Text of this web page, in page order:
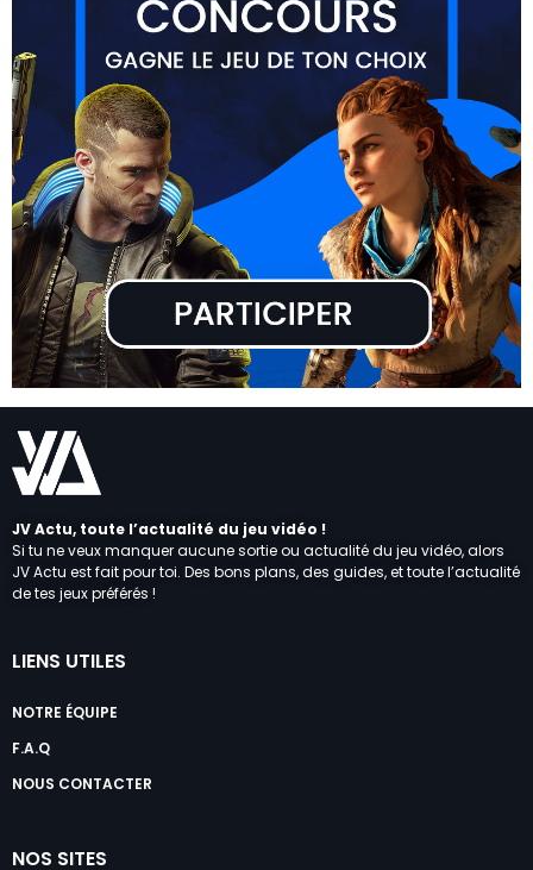
JV Actu, toute l’actualité du jeu vidéo !
Si tu ne veux manquer aucune sortie ou actualité du jeu vidéo, alors
JV Actu est fait pour toi. Des bons plans, des guides, et toute l’actualité
de tes jeux préférés !
LIENS UTILES
NOTRE ÉQUIPE
F.A.Q
NOUS CONTACTER
NOS SITES